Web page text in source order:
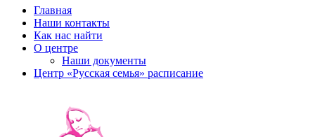
kolibel-vl.ru
Центр защиты семьи, материнства и детства
Главная
Наши контакты
Как нас найти
О центре
Наши документы
Центр «Русская семья» расписание